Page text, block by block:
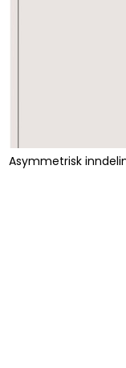
Asymmetrisk